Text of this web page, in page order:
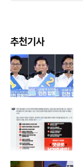
추천기사